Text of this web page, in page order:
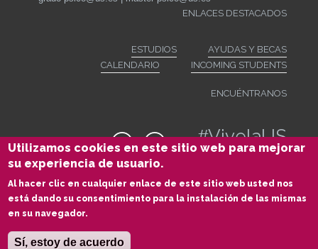
ENLACES DESTACADOS
ESTUDIOS
AYUDAS Y BECAS
CALENDARIO
INCOMING STUDENTS
ENCUÉNTRANOS
#VivelaUS
*Usamos lenguaje no sexista. Las referencias en género masculino, por
economía del lenguaje, deben entenderse como un género gramatical
no marcado | ©2020 Facultad de Psicología Universidad de Sevilla |
Todos los derechos reservados
Utilizamos cookies en este sitio web para mejorar
su experiencia de usuario.
Al hacer clic en cualquier enlace de este sitio web usted nos
está dando su consentimiento para la instalación de las mismas
en su navegador.
Sí, estoy de acuerdo